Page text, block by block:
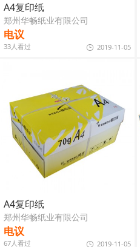
A4复印纸
郑州华畅纸业有限公司
电议
33人看过 2019-11-05
A4复印纸
郑州华畅纸业有限公司
电议
67人看过 2019-11-05